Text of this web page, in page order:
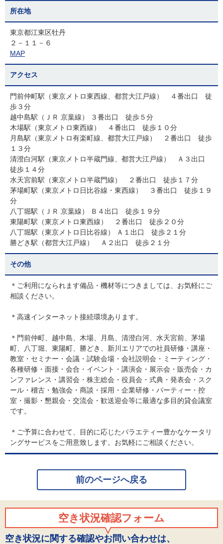
所在地
東京都江東区牡丹
２－１１－６
MAP
アクセス
門前仲町駅（東京メトロ東西線、都営大江戸線） ４番出口 徒
歩３分
越中島駅（ＪＲ 京葉線） ３番出口 徒歩５分
木場駅（東京メトロ東西線） ４番出口 徒歩１０分
月島駅（東京メトロ有楽町線、都営大江戸線） ２番出口 徒歩
１３分
清澄白河駅（東京メトロ半蔵門線、都営大江戸線） Ａ３出口
徒歩１４分
水天宮前駅（東京メトロ半蔵門線） ２番出口 徒歩１７分
茅場町駅（東京メトロ日比谷線・東西線） ３番出口 徒歩１９
分
八丁堀駅（ＪＲ 京葉線） Ｂ４出口 徒歩１９分
東陽町駅（東京メトロ東西線） ２番出口 徒歩２０分
八丁堀駅（東京メトロ日比谷線） Ａ１出口 徒歩２１分
勝どき駅（都営大江戸線） Ａ２出口 徒歩２１分
その他
＊ご利用になられます備品・機材等につきましては、お気軽にご
相談ください。
＊高速インターネット接続環境あります。
＊門前仲町、越中島、木場、月島、清澄白河、水天宮前、茅場
町、八丁堀、東陽町、勝どき、新川エリアでの社員研修・講座・
教室・セミナー・会議・試験会場・会社説明会・ミーティング・
各種研修・面接・会合・イベント・講演会・展示会・販売会・カ
ンファレンス・講習会・株主総会・役員会・式典・発表会・スク
ール・稽古・勉強会・商談・採用・企業研修・パーティー・控
室・撮影・懇親会・交流会・歓送迎会等に最適な多目的貸会議室
です。
＊ご予算に合わせて、目的に応じたバラエティー豊かなケータリ
ングサービスをご用意致します。お気軽にご相談ください。
前のページへ戻る
空き状況確認フォーム
空き状況に関する確認やお問い合わせは、